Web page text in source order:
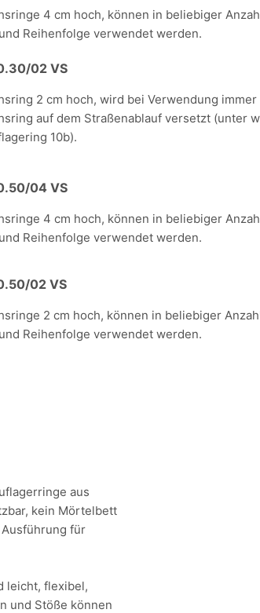
4 cm hoch, können in beliebiger
Reihenfolge verwendet werden.
02 VS
2 cm hoch, wird bei Verwendung
auf dem Straßenablauf versetzt (unter
10b).
04 VS
4 cm hoch, können in beliebiger
Reihenfolge verwendet werden.
02 VS
2 cm hoch, können in beliebiger
Reihenfolge verwendet werden.
aus
kein Mörtelbett
für
leicht, flexibel,
und Stöße können